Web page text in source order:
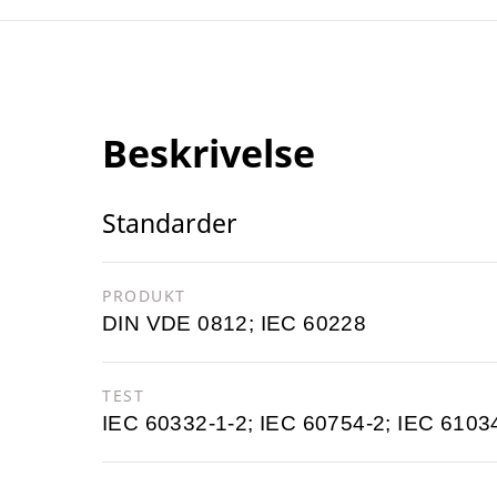
Beskrivelse
Standarder
PRODUKT
DIN VDE 0812; IEC 60228
TEST
IEC 60332-1-2; IEC 60754-2; IEC